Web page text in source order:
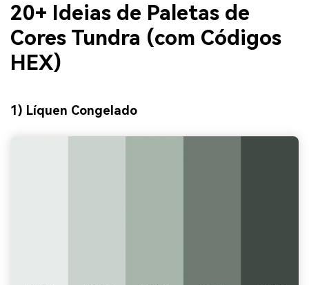
20+ Ideias de Paletas de
Cores Tundra (com Códigos
HEX)
1) Líquen Congelado